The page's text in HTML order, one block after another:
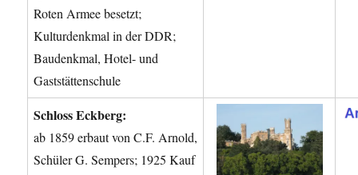
Roten Armee besetzt;
Kulturdenkmal in der DDR;
Baudenkmal, Hotel- und
Gaststättenschule
Schloss Eckberg:
ab 1859 erbaut von C.F. Arnold,
Schüler G. Sempers; 1925 Kauf